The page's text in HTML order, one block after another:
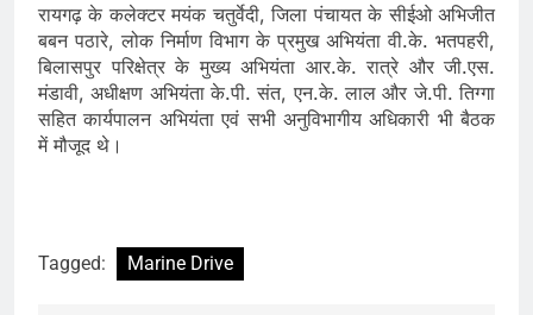
रायगढ़ के कलेक्टर मयंक चतुर्वेदी, जिला पंचायत के सीईओ अभिजीत
बबन पठारे, लोक निर्माण विभाग के प्रमुख अभियंता वी.के. भतपहरी,
बिलासपुर परिक्षेत्र के मुख्य अभियंता आर.के. रात्रे और जी.एस.
मंडावी, अधीक्षण अभियंता के.पी. संत, एन.के. लाल और जे.पी. तिग्गा
सहित कार्यपालन अभियंता एवं सभी अनुविभागीय अधिकारी भी बैठक
में मौजूद थे।
Tagged: Marine Drive